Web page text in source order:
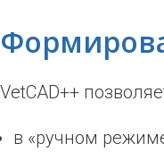
VetCAD++
в «ручном